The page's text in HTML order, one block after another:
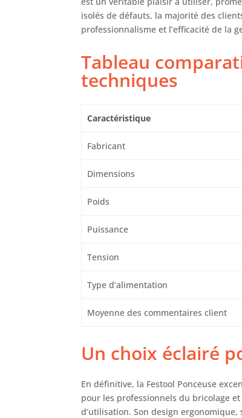
isolés de défauts, la majorité des
professionnalisme et l’efficacité de la
Tableau
techniques
Caractéristique
Fabricant
Dimensions
Poids
Puissance
Tension
Type d’alimentation
Moyenne des commentaires client
Un choix éclairé
En définitive, la Festool Ponceuse
pour les professionnels du bricolage
d’utilisation. Son design